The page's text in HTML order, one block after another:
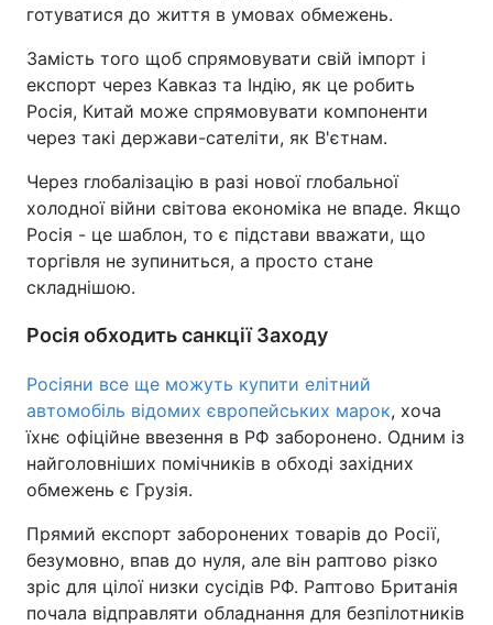
готуватися до життя в умовах обмежень.
Замість того щоб спрямовувати свій імпорт і
експорт через Кавказ та Індію, як це робить
Росія, Китай може спрямовувати компоненти
через такі держави-сателіти, як В'єтнам.
Через глобалізацію в разі нової глобальної
холодної війни світова економіка не впаде. Якщо
Росія - це шаблон, то є підстави вважати, що
торгівля не зупиниться, а просто стане
складнішою.
Росія обходить санкції Заходу
Росіяни все ще можуть купити елітний
автомобіль відомих європейських марок, хоча
їхнє офіційне ввезення в РФ заборонено. Одним із
найголовніших помічників в обході західних
обмежень є Грузія.
Прямий експорт заборонених товарів до Росії,
безумовно, впав до нуля, але він раптово різко
зріс для цілої низки сусідів РФ. Раптово Британія
почала відправляти обладнання для безпілотників